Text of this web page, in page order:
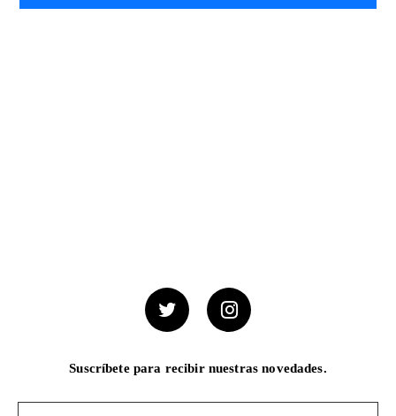
Suscríbete para recibir nuestras novedades.